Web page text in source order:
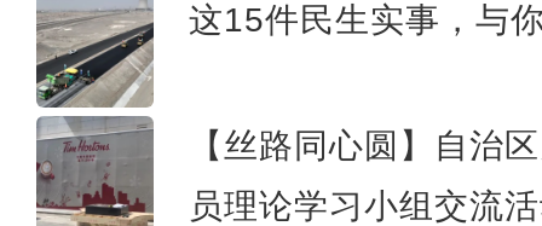
这15件民生实事，与
【丝路同心圆】自治
员理论学习小组交流